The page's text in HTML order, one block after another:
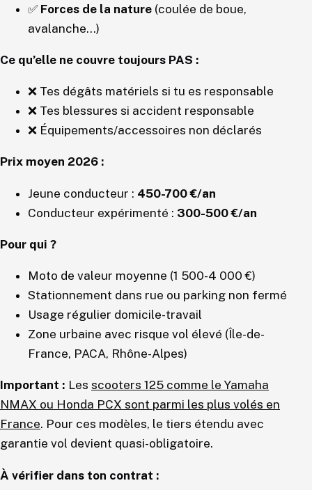
✅ Forces de la nature (coulée de boue,
avalanche…)
Ce qu’elle ne couvre toujours PAS :
❌ Tes dégâts matériels si tu es responsable
❌ Tes blessures si accident responsable
❌ Équipements/accessoires non déclarés
Prix moyen 2026 :
Jeune conducteur : 450-700 €/an
Conducteur expérimenté : 300-500 €/an
Pour qui ?
Moto de valeur moyenne (1 500-4 000 €)
Stationnement dans rue ou parking non fermé
Usage régulier domicile-travail
Zone urbaine avec risque vol élevé (Île-de-
France, PACA, Rhône-Alpes)
Important : Les scooters 125 comme le Yamaha
NMAX ou Honda PCX sont parmi les plus volés en
France. Pour ces modèles, le tiers étendu avec
garantie vol devient quasi-obligatoire.
À vérifier dans ton contrat :